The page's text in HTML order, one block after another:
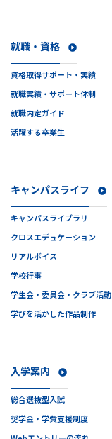
就職・資格
資格取得サポート・実績
就職実績・サポート体制
就職内定ガイド
活躍する卒業生
入学案内
総合選抜型入試
奨学金・学費支援制度
キャンパスライフ
キャンパスライブラリ
クロスエデュケーション
リアルボイス
学校行事
学生会・委員会・クラブ活動
学びを活かした作品制作